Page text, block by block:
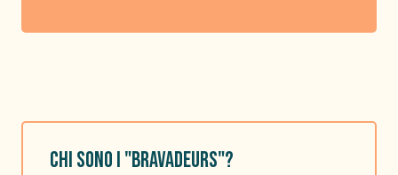
CHI SONO I "BRAVADEURS"?